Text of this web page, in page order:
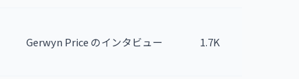
Gerwyn Price のインタビュー 1.7K